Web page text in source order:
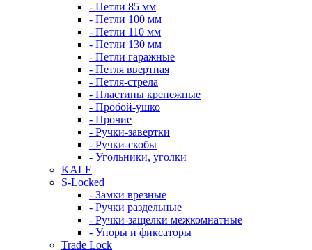
- Петли 85 мм
- Петли 100 мм
- Петли 110 мм
- Петли 130 мм
- Петли гаражные
- Петля ввертная
- Петля-стрела
- Пластины крепежные
- Пробой-ушко
- Прочие
- Ручки-завертки
- Ручки-скобы
- Угольники, уголки
KALE
S-Locked
- Замки врезные
- Ручки раздельные
- Ручки-защелки межкомнатные
- Упоры и фиксаторы
Trade Lock